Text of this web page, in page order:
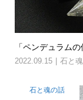
「ペンデュラム
2022.09.15 石と
石と魂の話